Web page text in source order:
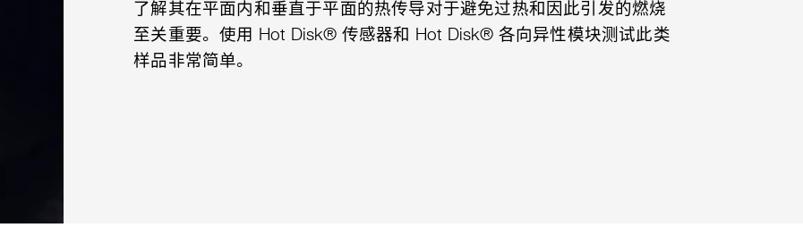
了解其在平面内和垂直于平面的热传导对于避免过热和因此引发的燃烧
至关重要。使用 Hot Disk® 传感器和 Hot Disk® 各向异性模块测试此类
样品非常简单。